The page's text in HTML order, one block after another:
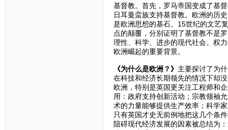
基督教。首先，罗马帝国变成了基
日耳曼蛮族支持基督教。欧洲的历
是欧洲思想的基石。15世纪的文艺
点的颠覆，分别证明了基督教不是
理性、科学、进步的现代社会。权
欧洲崛起的重要背景。
《为什么是欧洲？》 主要探讨了为
在科技和经济长期领先的情况下却
欧洲，特别是英国更关注工程师和
用：政府支持创新活动；宗教领袖
术的力量能够提供生产效率；科学
只有英国才史无前例地把这几个条
阻碍现代经济发展的因素被总结为